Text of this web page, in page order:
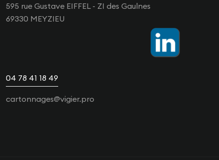
595 rue Gustave EIFFEL - ZI des Gaulnes
69330 MEYZIEU
04 78 41 18 49
cartonnages@vigier.pro